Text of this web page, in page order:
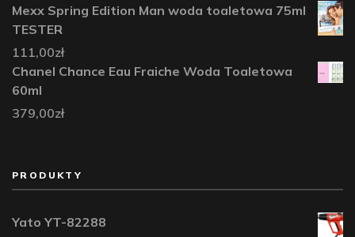
Mexx Spring Edition Man woda toaletowa 75ml
TESTER
111,00zł
Chanel Chance Eau Fraiche Woda Toaletowa
60ml
379,00zł
PRODUKTY
Yato YT-82288